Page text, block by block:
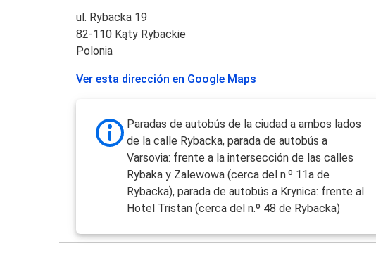
ul. Rybacka 19
82-110 Kąty Rybackie
Polonia
Ver esta dirección en Google Maps
Paradas de autobús de la ciudad a ambos lados
de la calle Rybacka, parada de autobús a
Varsovia: frente a la intersección de las calles
Rybaka y Zalewowa (cerca del n.º 11a de
Rybacka), parada de autobús a Krynica: frente al
Hotel Tristan (cerca del n.º 48 de Rybacka)